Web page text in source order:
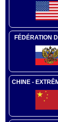
FÉDÉRATION
CHINE -